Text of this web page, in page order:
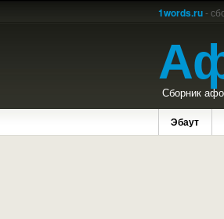
1words.ru-
Сборник
Эбаут